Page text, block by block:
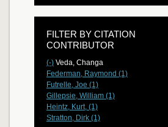
FILTER BY CITATION
CONTRIBUTOR
(-) Veda, Changa
Federman, Raymond (1)
Futrelle, Joe (1)
Gillepsie, William (1)
Heintz, Kurt, (1)
Stratton, Dirk (1)